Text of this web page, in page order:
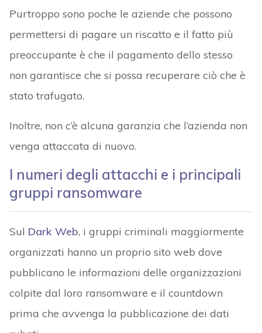
Purtroppo sono poche le aziende che possono
permettersi di pagare un riscatto e il fatto più
preoccupante è che il pagamento dello stesso
non garantisce che si possa recuperare ciò che è
stato trafugato.
Inoltre, non c’è alcuna garanzia che l’azienda non
venga attaccata di nuovo.
I numeri degli attacchi e i principali
gruppi ransomware
Sul Dark Web, i gruppi criminali maggiormente
organizzati hanno un proprio sito web dove
pubblicano le informazioni delle organizzazioni
colpite dal loro ransomware e il countdown
prima che avvenga la pubblicazione dei dati